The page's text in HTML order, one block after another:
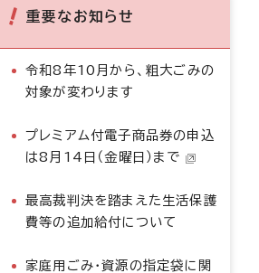
重要なお知らせ
令和8年10月から、粗大ごみの
対象が変わります
プレミアム付電子商品券の申込
は8月14日（金曜日）まで
最高裁判決を踏まえた生活保護
費等の追加給付について
家庭用ごみ・資源の指定袋に関